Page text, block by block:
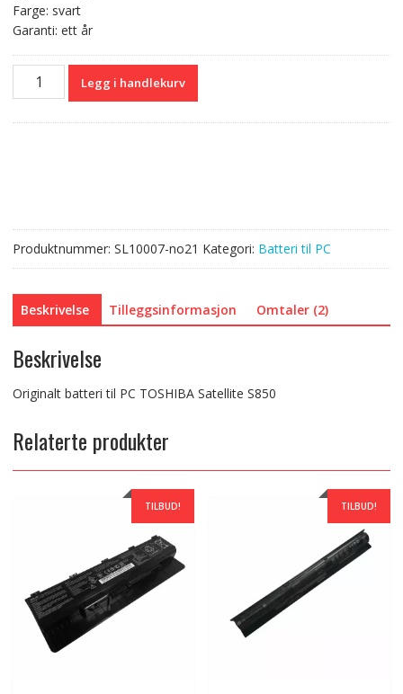
Farge: svart
Garanti: ett år
Originalt
batteri
Legg i handlekurv
Produktnummer: SL10007-no21 Kategori: Batteri til PC
Beskrivelse Tilleggsinformasjon Omtaler (2)
Beskrivelse
Originalt batteri til PC TOSHIBA Satellite S850
Relaterte produkter
TILBUD! TILBUD!